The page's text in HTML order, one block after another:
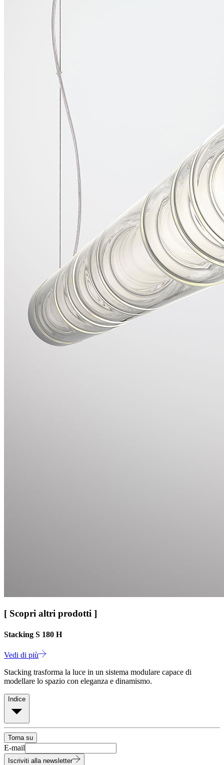
[ Scopri altri prodotti ]
Stacking S 180 H
Vedi di più
Stacking trasforma la luce in un sistema modulare capace di
modellare lo spazio con eleganza e dinamismo.
Indice
Torna su
E-mail
Iscriviti alla newsletter